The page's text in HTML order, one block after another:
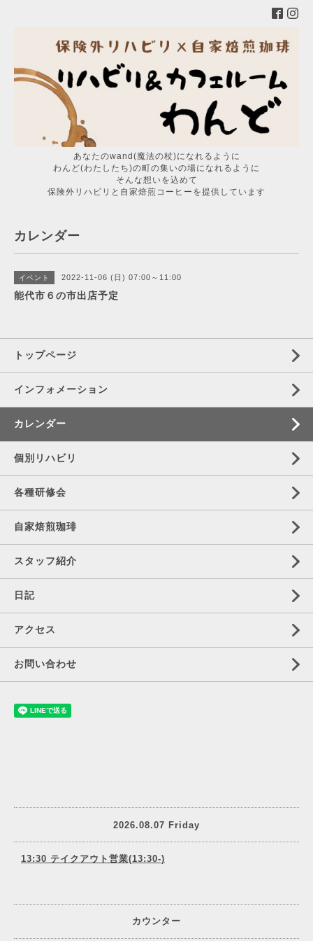
あなたのwand(魔法の杖)になれるように
わんど(わたしたち)の町の集いの場になれるように
そんな想いを込めて
保険外リハビリと自家焙煎コーヒーを提供しています
カレンダー
イベント 2022-11-06 (日) 07:00～11:00
能代市６の市出店予定
トップページ
インフォメーション
カレンダー
個別リハビリ
各種研修会
自家焙煎珈琲
スタッフ紹介
日記
アクセス
お問い合わせ
2026.08.07 Friday
13:30 テイクアウト営業(13:30-)
カウンター